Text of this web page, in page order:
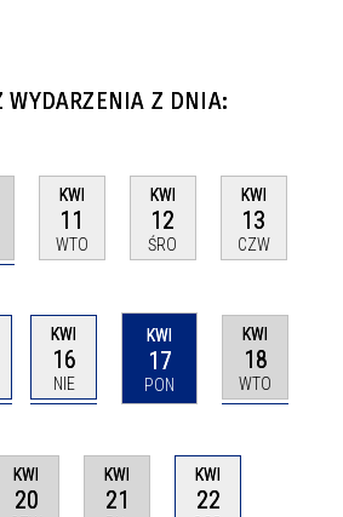
WYDARZENIA Z DNIA:
KWI
11
WTO
KWI
12
ŚRO
KWI
13
CZW
KWI
16
NIE
KWI
17
PON
KWI
18
WTO
KWI
20
KWI
21
KWI
22